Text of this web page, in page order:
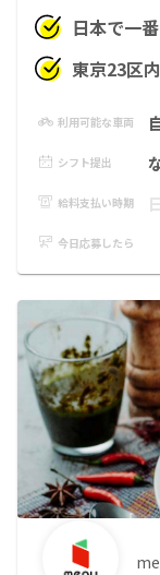
日本で一
東京23区
利用可能な車両
シフト提出
給料支払い時期
今日応募したら